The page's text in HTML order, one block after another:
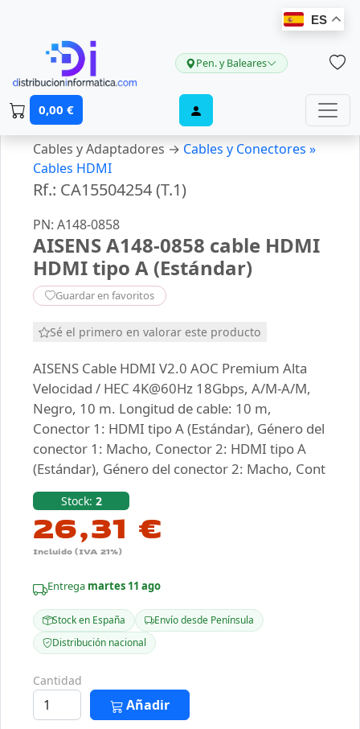
ES
Pen. y Baleares
0,00 €
Cables y Adaptadores → Cables y Conectores »
Cables HDMI
Rf.: CA15504254 (T.1)
PN: A148-0858
AISENS A148-0858 cable HDMI
HDMI tipo A (Estándar)
Guardar en favoritos
Sé el primero en valorar este producto
AISENS Cable HDMI V2.0 AOC Premium Alta
Velocidad / HEC 4K@60Hz 18Gbps, A/M-A/M,
Negro, 10 m. Longitud de cable: 10 m,
Conector 1: HDMI tipo A (Estándar), Género del
conector 1: Macho, Conector 2: HDMI tipo A
(Estándar), Género del conector 2: Macho, Cont
Stock: 2
26,31 €
Incluido (IVA 21%)
Entrega martes 11 ago
Stock en España
Envío desde Península
Distribución nacional
Cantidad
Añadir